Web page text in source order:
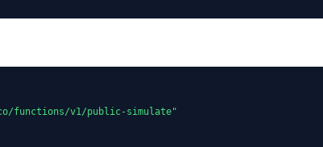
functions/v1/public-simulate"